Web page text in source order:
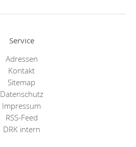
Service
Adressen
Kontakt
Sitemap
Datenschutz
Impressum
RSS-Feed
DRK intern